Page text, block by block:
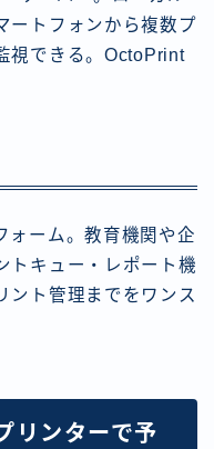
ートフォンから複数プ
視できる。OctoPrint
ォーム。教育機関や企
トキュー・レポート機
ント管理までをワンス
リンターで予